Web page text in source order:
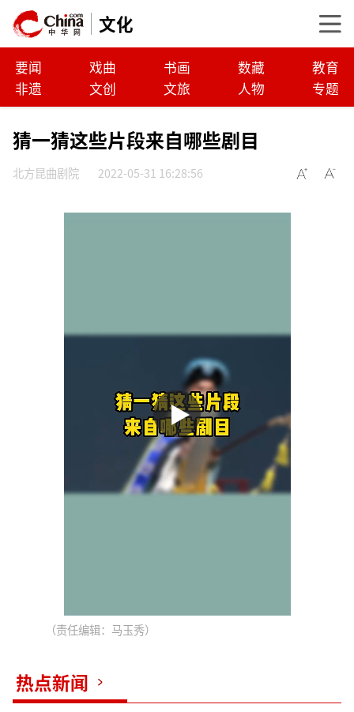
文化
要闻 戏曲 书画 数藏
教育
非遗
文创 文旅 人物 专题
猜一猜这些片段来自哪些剧目
北方昆曲剧院 2022-05-31 16:28:56
（责任编辑：马玉秀）
热点新闻